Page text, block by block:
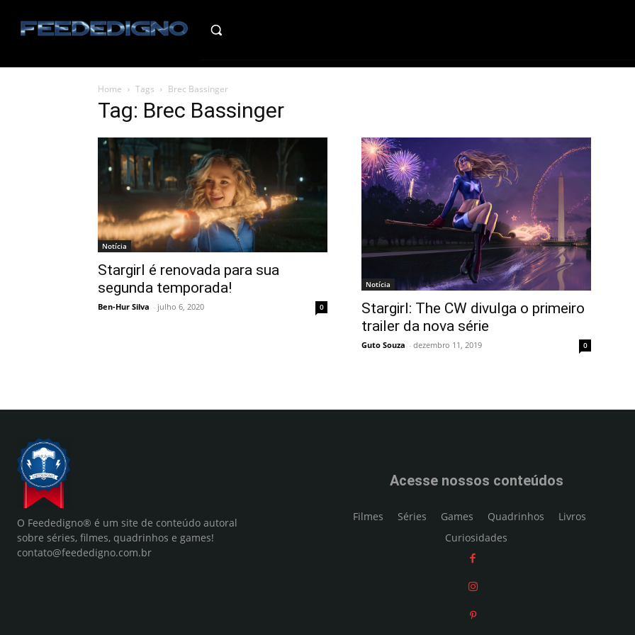
Home Tags Brec Bassinger
Tag: Brec Bassinger
Notícia
Stargirl é renovada para sua
segunda temporada!
Ben-Hur Silva - julho 6, 2020 0
Notícia
Stargirl: The CW divulga o primeiro
trailer da nova série
Guto Souza - dezembro 11, 2019 0
O Feededigno® é um site de conteúdo autoral
sobre séries, filmes, quadrinhos e games!
contato@feededigno.com.br
Acesse nossos conteúdos
Filmes Séries Games Quadrinhos
Livros
Curiosidades